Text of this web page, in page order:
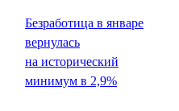
Безработица в январе
вернулась
на исторический
минимум в 2,9%